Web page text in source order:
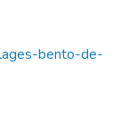
bento-de-